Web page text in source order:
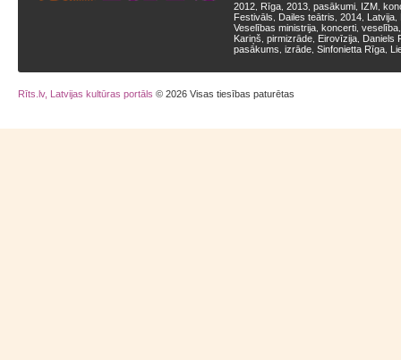
2012 Rīga 2013 pasākumi IZM
Festivāls
Dailes teātris 2014 Latvija
Veselības ministrija koncerti veselība
Kariņš pirmizrāde Eirovīzija Daniels
pasākums izrāde Sinfonietta Rīga
Rīts.lv, Latvijas kultūras portāls © 2026 Visas tiesības paturētas